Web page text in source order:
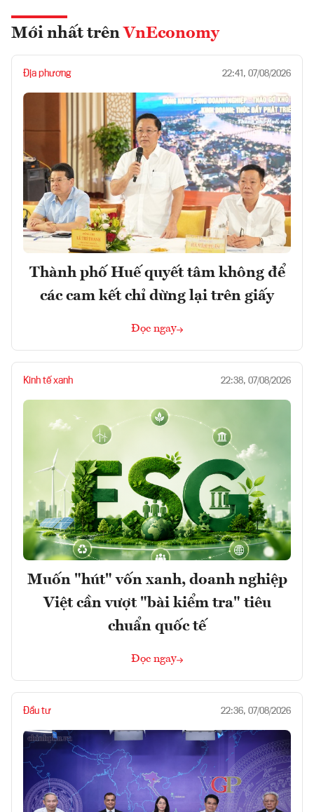
Mới nhất trên VnEconomy
Địa phương 22:41, 07/08/2026
Thành phố Huế quyết tâm không để
các cam kết chỉ dừng lại trên giấy
Đọc ngay
Kinh tế xanh 22:38, 07/08/2026
Muốn "hút" vốn xanh, doanh nghiệp
Việt cần vượt "bài kiểm tra" tiêu
chuẩn quốc tế
Đọc ngay
Đầu tư 22:36, 07/08/2026